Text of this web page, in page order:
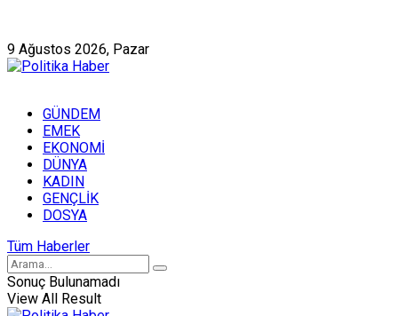
9 Ağustos 2026, Pazar
GÜNDEM
EMEK
EKONOMİ
DÜNYA
KADIN
GENÇLİK
DOSYA
Tüm Haberler
Sonuç Bulunamadı
View All Result